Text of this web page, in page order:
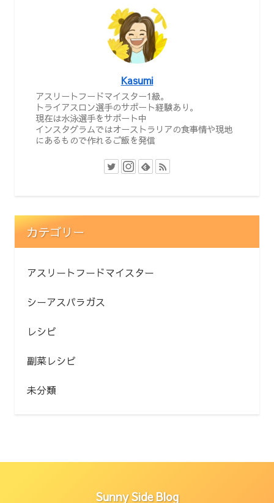
Kasumi
アスリートフードマイスター1級。
トライアスロン選手のサポート経験あり。
現在は水泳選手をサポート中
インスタグラムではオーストラリアの食事情や現地
にあるもので作れるご飯を発信
カテゴリー
アスリートフードマイスター
シーアスパラガス
レシピ
副菜レシピ
未分類
Sunny Side Blog